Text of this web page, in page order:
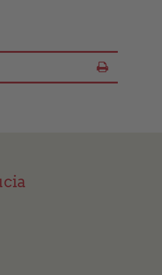
Seite drucken